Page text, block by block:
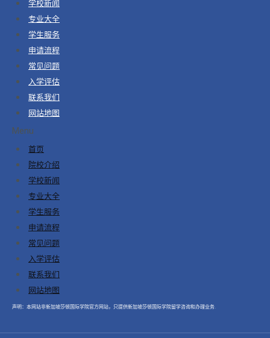
学校新闻
专业大全
学生服务
申请流程
常见问题
入学评估
联系我们
网站地图
Menu
首页
院校介绍
学校新闻
专业大全
学生服务
申请流程
常见问题
入学评估
联系我们
网站地图
声明：本网站非新加坡莎顿国际学院官方网站，只提供新加坡莎顿国际学院留学咨询和办理业务.